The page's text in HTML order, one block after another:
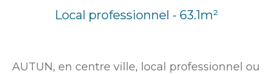
Local professionnel - 63.1m²
AUTUN, en centre ville, local professionnel ou